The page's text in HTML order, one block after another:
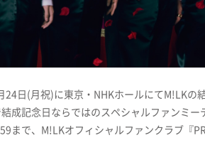
24日(月祝)に東京・NHKホールにてM!LKの
成記念日ならではのスペシャルファンミ
まで、M!LKオフィシャルファンクラブ『